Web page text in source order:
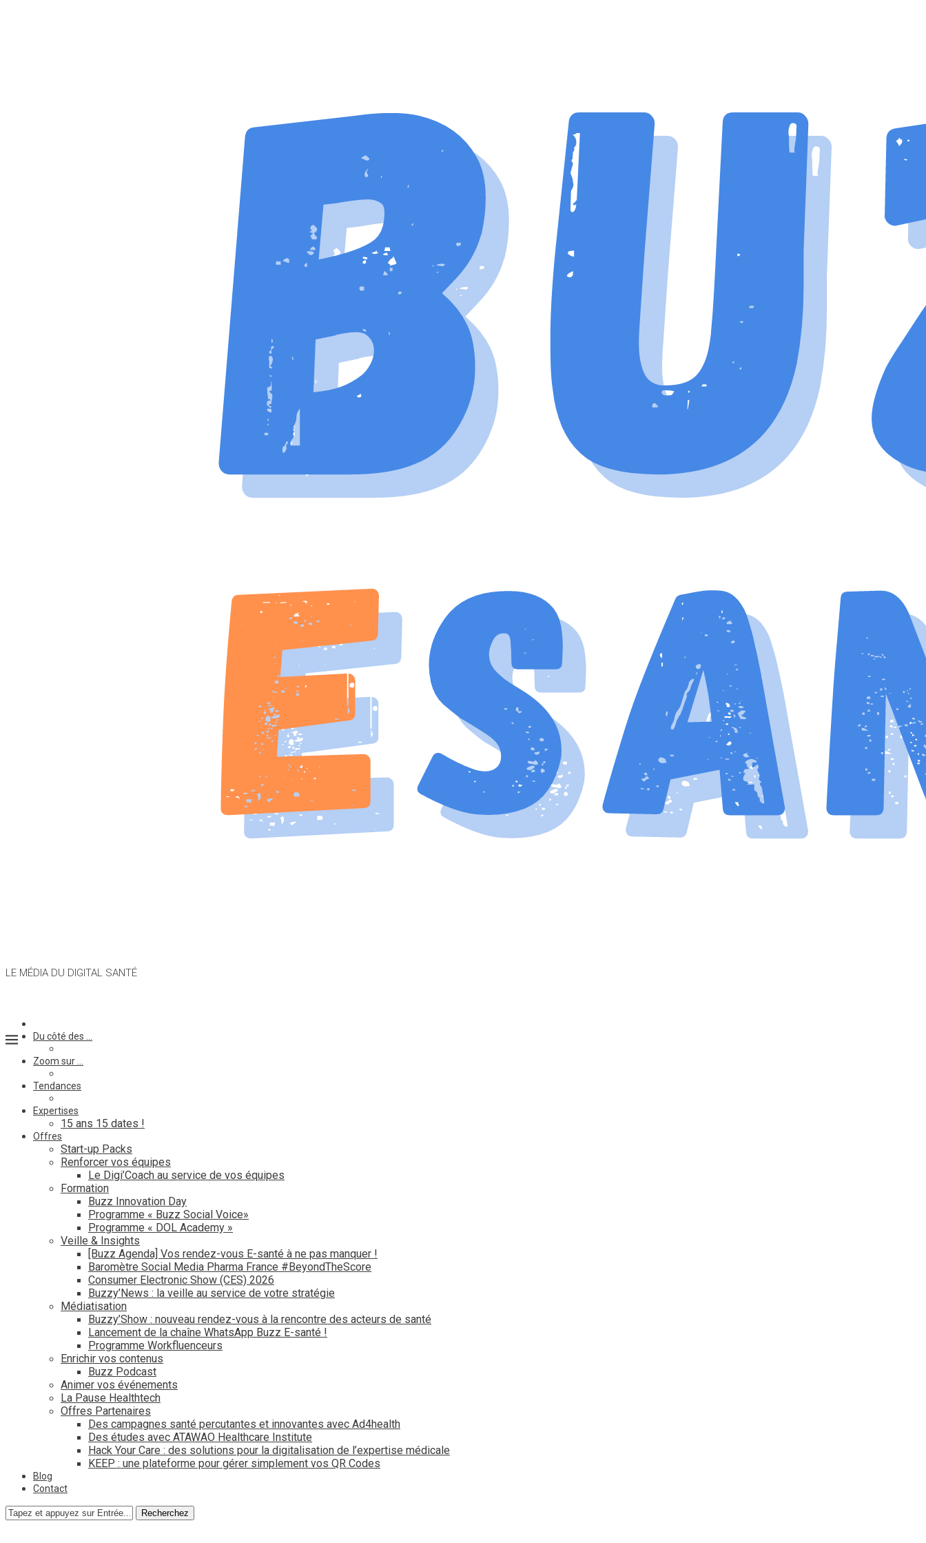
LE MÉDIA DU DIGITAL SANTÉ
Du côté des …
Zoom sur …
Tendances
Expertises
15 ans 15 dates !
Offres
Start-up Packs
Renforcer vos équipes
Le Digi’Coach au service de vos équipes
Formation
Buzz Innovation Day
Programme « Buzz Social Voice»
Programme « DOL Academy »
Veille & Insights
[Buzz Agenda] Vos rendez-vous E-santé à ne pas manquer !
Baromètre Social Media Pharma France #BeyondTheScore
Consumer Electronic Show (CES) 2026
Buzzy’News : la veille au service de votre stratégie
Médiatisation
Buzzy’Show : nouveau rendez-vous à la rencontre des acteurs de santé
Lancement de la chaîne WhatsApp Buzz E-santé !
Programme Workfluenceurs
Enrichir vos contenus
Buzz Podcast
Animer vos événements
La Pause Healthtech
Offres Partenaires
Des campagnes santé percutantes et innovantes avec Ad4health
Des études avec ATAWAO Healthcare Institute
Hack Your Care : des solutions pour la digitalisation de l’expertise médicale
KEEP : une plateforme pour gérer simplement vos QR Codes
Blog
Contact
Recherchez